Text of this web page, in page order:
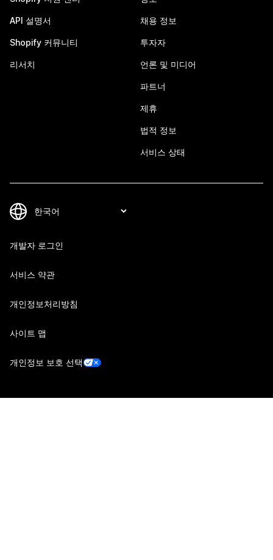
API 설명서
Shopify 커뮤니티
리서치
채용 정보
투자자
언론 및 미디어
파트너
제휴
법적 정보
서비스 상태
개발자 로그인
서비스 약관
개인정보처리방침
사이트 맵
개인정보 보호 선택